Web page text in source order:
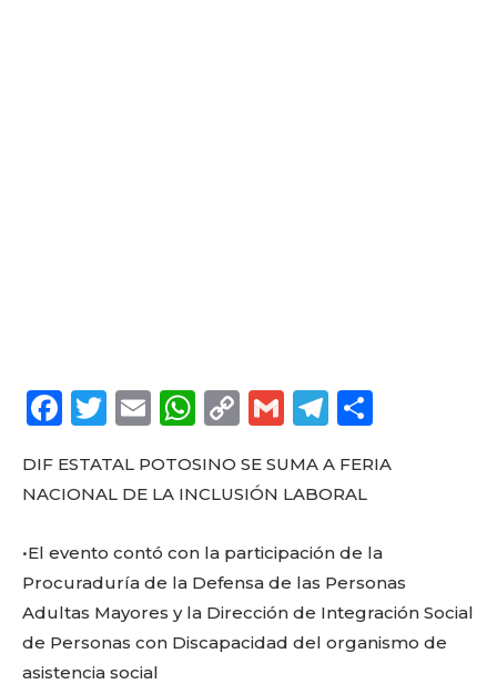
F
c
e
b
o
o
k
T
it
te
r
E
ai
l
W
a
ts
A
p
p
C
p
y
Li
n
k
G
ai
l
T
e
g
ra
m
m
a
rt
ir
DIF ESTATAL POTOSINO SE SUMA A FERIA
NACIONAL DE LA INCLUSIÓN LABORAL
•El evento contó con la participación de la
Procuraduría de la Defensa de las Personas
Adultas Mayores y la Dirección de Integración Social
de Personas con Discapacidad del organismo de
asistencia social